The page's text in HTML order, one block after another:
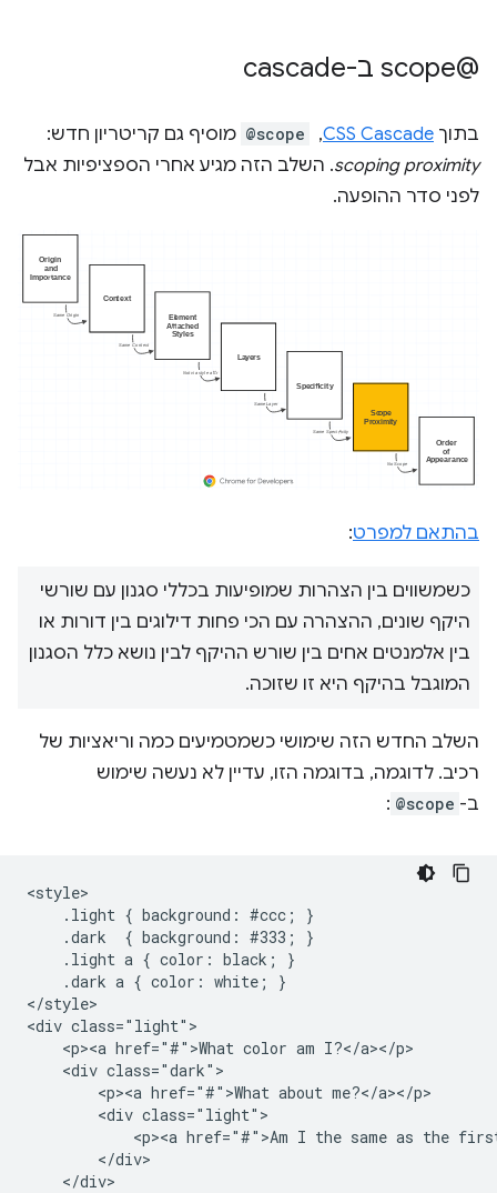
‫@scope ב-cascade
בתוך CSS Cascade
, ‏
@scope מוסיף גם קריטריון חדש:
scoping proximity. השלב הזה מגיע אחרי הספציפיות אבל
לפני סדר ההופעה.
בהתאם למפרט:
כשמשווים בין הצהרות שמופיעות בכללי סגנון עם שורשי
היקף שונים, ההצהרה עם הכי פחות דילוגים בין דורות או
בין אלמנטים אחים בין שורש ההיקף לבין נושא כלל הסגנון
המוגבל בהיקף היא זו שזוכה.
השלב החדש הזה שימושי כשמטמיעים כמה וריאציות של
רכיב. לדוגמה, בדוגמה הזו, עדיין לא נעשה שימוש
ב- @scope
:
<style>
    .light { background: #ccc; }
    .dark  { background: #333; }
    .light a { color: black; }
    .dark a { color: white; }
</style>
<div class="light">
    <p><a href="#">What color am I?</a></p>
    <div class="dark">
        <p><a href="#">What about me?</a></p>
        <div class="light">
<p><a href="#">Am I the same as the
        </div>
    </div>